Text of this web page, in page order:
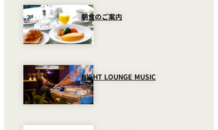
朝食のご案内
NIGHT LOUNGE MUSIC